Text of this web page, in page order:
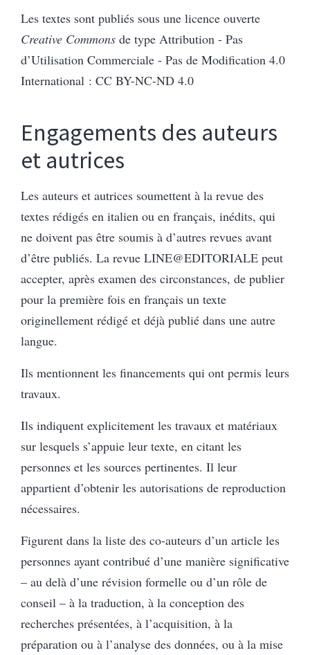
Les textes sont publiés sous une licence ouverte
Creative Commons de type Attribution - Pas
d’Utilisation Commerciale - Pas de Modification 4.0
International : CC BY-NC-ND 4.0
Engagements des auteurs
et autrices
Les auteurs et autrices soumettent à la revue des
textes rédigés en italien ou en français, inédits, qui
ne doivent pas être soumis à d’autres revues avant
d’être publiés. La revue LINE@EDITORIALE peut
accepter, après examen des circonstances, de publier
pour la première fois en français un texte
originellement rédigé et déjà publié dans une autre
langue.
Ils mentionnent les financements qui ont permis leurs
travaux.
Ils indiquent explicitement les travaux et matériaux
sur lesquels s’appuie leur texte, en citant les
personnes et les sources pertinentes. Il leur
appartient d’obtenir les autorisations de reproduction
nécessaires.
Figurent dans la liste des co-auteurs d’un article les
personnes ayant contribué d’une manière significative
– au delà d’une révision formelle ou d’un rôle de
conseil – à la traduction, à la conception des
recherches présentées, à l’acquisition, à la
préparation ou à l’analyse des données, ou à la mise